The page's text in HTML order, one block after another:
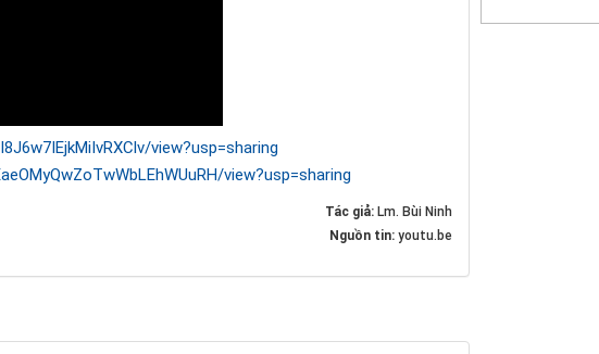
view?usp=sharing
view?usp=sharing
Tác giả: Lm. Bùi Ninh
Nguồn tin: youtu.be